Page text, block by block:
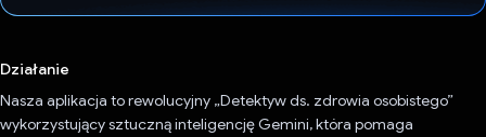
Działanie
Nasza aplikacja to rewolucyjny „Detektyw ds. zdrowia osobistego”
wykorzystujący sztuczną inteligencję Gemini, która pomaga